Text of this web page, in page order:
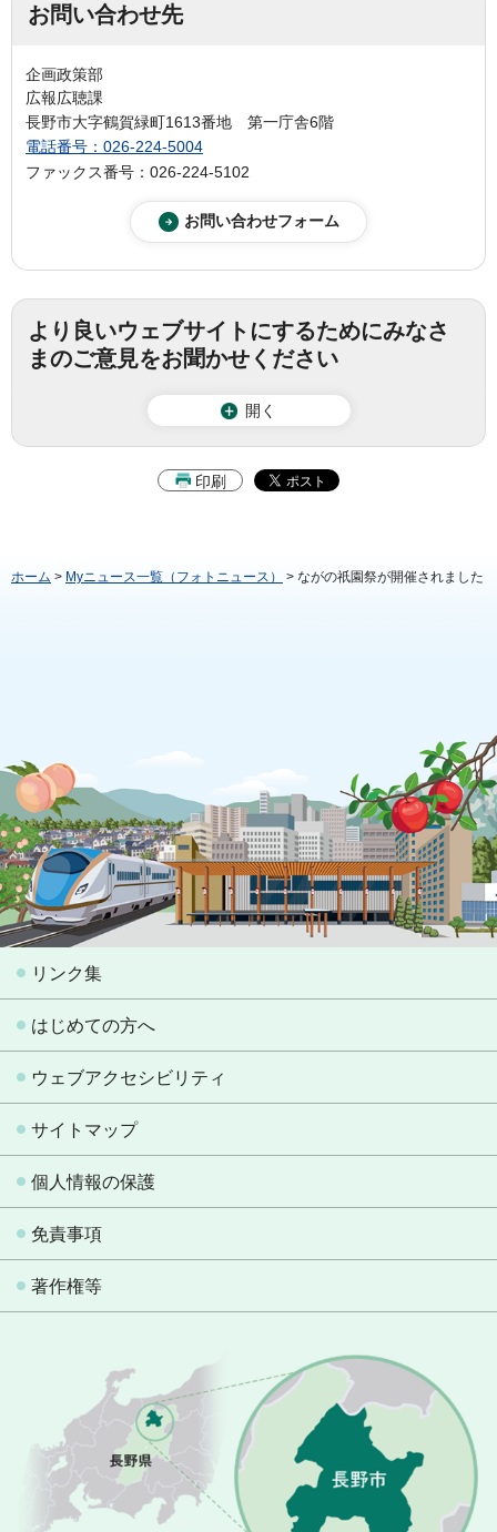
お問い合わせ先
企画政策部
広報広聴課
長野市大字鶴賀緑町1613番地 第一庁舎6階
電話番号：026-224-5004
ファックス番号：026-224-5102
より良いウェブサイトにするためにみなさ
まのご意見をお聞かせください
開く
印刷
ホーム > Myニュース一覧（フォトニュース） > ながの祇園祭が開催されました
リンク集
はじめての方へ
ウェブアクセシビリティ
サイトマップ
個人情報の保護
免責事項
著作権等